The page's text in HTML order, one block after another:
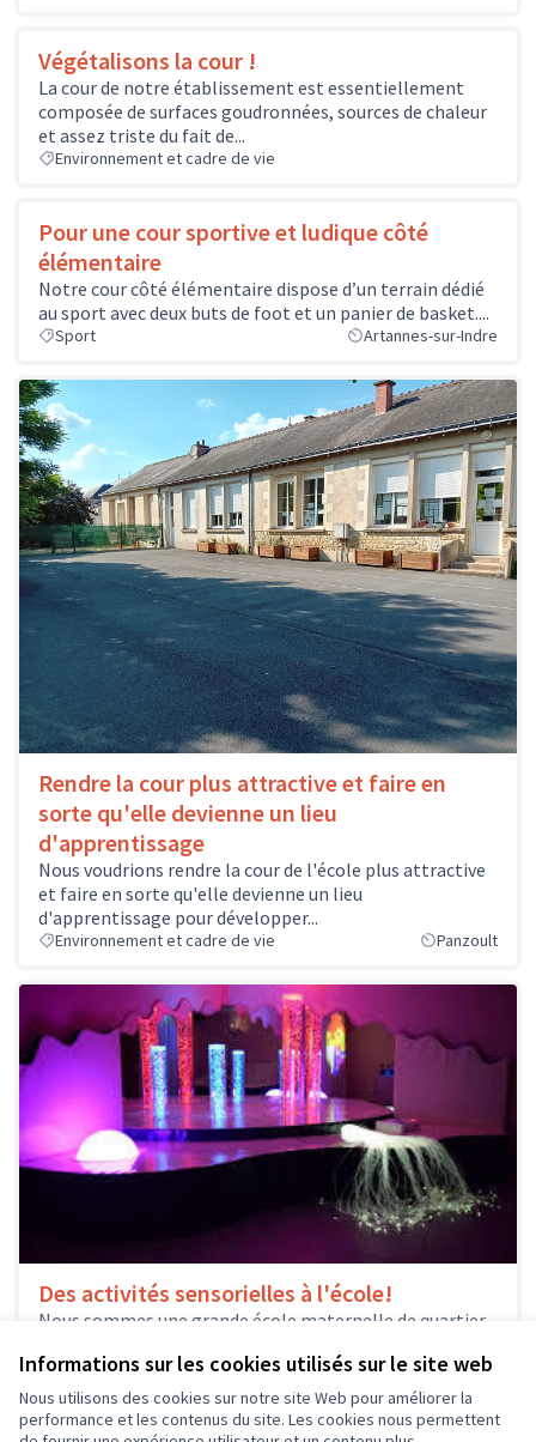
Informations sur les cookies utilisés sur le site web
Nous utilisons des cookies sur notre site Web pour améliorer la
performance et les contenus du site. Les cookies nous permettent
Végétalisons la cour !
La cour de notre établissement est essentiellement
composée de surfaces goudronnées, sources de chaleur
et assez triste du fait de...
Environnement et cadre de vie
Pour une cour sportive et ludique côté
élémentaire
Notre cour côté élémentaire dispose d’un terrain dédié
au sport avec deux buts de foot et un panier de basket....
Sport Artannes-sur-Indre
Rendre la cour plus attractive et faire en
sorte qu'elle devienne un lieu
d'apprentissage
Nous voudrions rendre la cour de l'école plus attractive
et faire en sorte qu'elle devienne un lieu
d'apprentissage pour développer...
Environnement et cadre de vie Panzoult
Des activités sensorielles à l'école!
Nous sommes une grande école maternelle de quartier
élèves et accueillons environ...
Autre Saint-Pierre-des-Corps